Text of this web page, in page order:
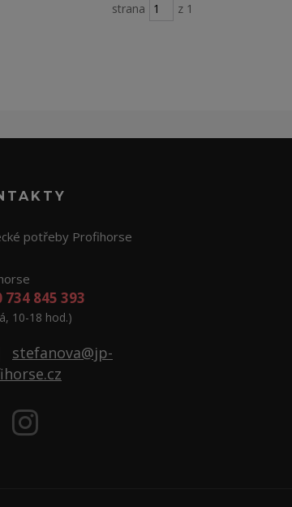
strana z 1
potřeby Profihorse
734 845 393
10-18 hod.)
stefanova@jp-